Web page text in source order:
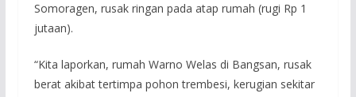
Somoragen, rusak ringan pada atap rumah (rugi Rp 1
jutaan).
“Kita laporkan, rumah Warno Welas di Bangsan, rusak
berat akibat tertimpa pohon trembesi, kerugian sekitar